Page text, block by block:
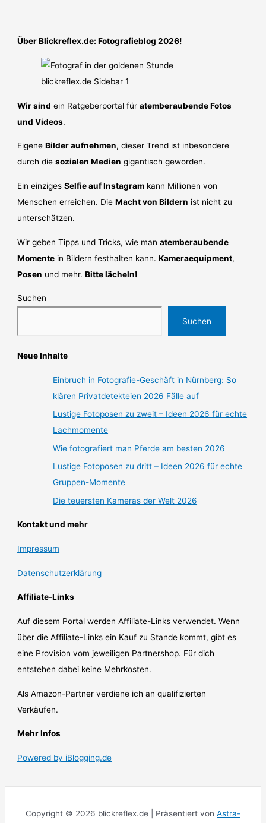
Über Blickreflex.de: Fotografieblog 2026!
Wir sind ein Ratgeberportal füratemberaubende Fotos
und Videos.
EigeneBilder aufnehmen, dieser Trend ist inbesondere
durch diesozialen Medien gigantisch geworden.
Ein einzigesSelfie auf Instagram kann Millionen von
Menschen erreichen. DieMacht von Bildern ist nicht zu
unterschätzen.
Wir geben Tipps und Tricks, wie manatemberaubende
Momente in Bildern festhalten kann.Kameraequipment,
Posen und mehr.Bitte lächeln!
Suchen
Suchen
Neue Inhalte
Einbruch in Fotografie-Geschäft in Nürnberg: So
klären Privatdetekteien 2026 Fälle auf
Lustige Fotoposen zu zweit – Ideen 2026 für echte
Lachmomente
Wie fotografiert man Pferde am besten 2026
Lustige Fotoposen zu dritt – Ideen 2026 für echte
Gruppen-Momente
Die teuersten Kameras der Welt 2026
Kontakt und mehr
Impressum
Datenschutzerklärung
Affiliate-Links
Auf diesem Portal werden Affiliate-Links verwendet. Wenn
über die Affiliate-Links ein Kauf zu Stande kommt, gibt es
eine Provision vom jeweiligen Partnershop. Für dich
entstehen dabei keine Mehrkosten.
Als Amazon-Partner verdiene ich an qualifizierten
Verkäufen.
Mehr Infos
Powered by iBlogging.de
Copyright © 2026 blickreflex.de | Präsentiert von Astra-